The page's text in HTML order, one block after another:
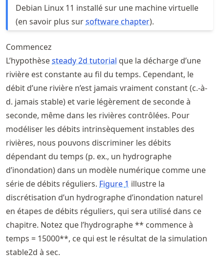
Debian Linux 11 installé sur une machine virtuelle
(en savoir plus sursoftware chapter).
Commencez
L’hypothèsesteady 2d tutorial que la décharge d’une
rivière est constante au fil du temps. Cependant, le
débit d’une rivière n’est jamais vraiment constant (c.-à-
d. jamais stable) et varie légèrement de seconde à
seconde, même dans les rivières contrôlées. Pour
modéliser les débits intrinsèquement instables des
rivières, nous pouvons discriminer les débits
dépendant du temps (p. ex., un hydrographe
d’inondation) dans un modèle numérique comme une
série de débits réguliers. Figure 1 illustre la
discrétisation d’un hydrographe d’inondation naturel
en étapes de débits réguliers, qui sera utilisé dans ce
chapitre. Notez que l’hydrographe ** commence à
temps = 15000**, ce qui est le résultat de la simulation
stable2d à sec.